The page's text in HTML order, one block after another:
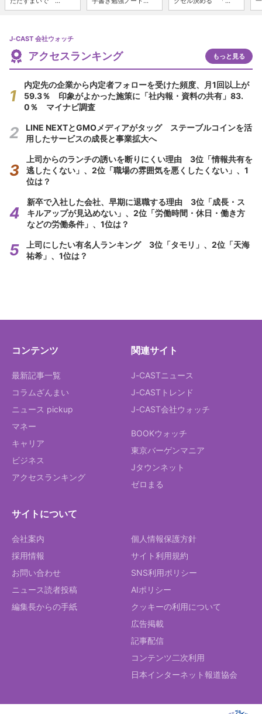
J-CAST 会社ウォッチ
アクセスランキング もっと見る
内定先の企業から内定者フォローを受けた頻度、月1回以上が
59.3％ 印象がよかった施策に「社内報・資料の共有」83.
0％ マイナビ調査
LINE NEXTとGMOメディアがタッグ ステーブルコインを活
用したサービスの成長と事業拡大へ
上司からのランチの誘いを断りにくい理由 3位「情報共有を
逃したくない」、2位「職場の雰囲気を悪くしたくない」、1
位は？
新卒で入社した会社、早期に退職する理由 3位「成長・ス
キルアップが見込めない」、2位「労働時間・休日・働き方
などの労働条件」、1位は？
上司にしたい有名人ランキング 3位「タモリ」、2位「天海
祐希」、1位は？
コンテンツ
最新記事一覧
コラムざんまい
ニュース pickup
マネー
キャリア
ビジネス
アクセスランキング
関連サイト
J-CASTニュース
J-CASTトレンド
J-CAST会社ウォッチ
BOOKウォッチ
東京バーゲンマニア
Jタウンネット
ゼロまる
サイトについて
会社案内
採用情報
お問い合わせ
ニュース読者投稿
編集長からの手紙
個人情報保護方針
サイト利用規約
SNS利用ポリシー
AIポリシー
クッキーの利用について
広告掲載
記事配信
コンテンツ二次利用
日本インターネット報道協会